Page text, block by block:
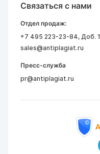
Связаться с нами
Отдел продаж:
+7 495 223-23-84, Доб. 1
sales@antiplagiat.ru
Пресс-служба
pr@antiplagiat.ru